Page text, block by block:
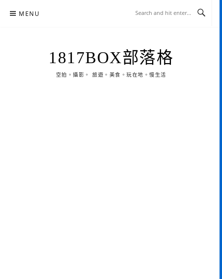
MENU
1817BOX部落格
空拍。攝影。 旅遊。美食。玩在地。慢生活